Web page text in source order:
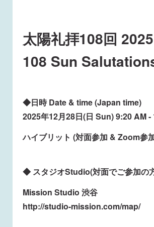
太陽礼拝108回 2025
108 Sun
◆日時 Date & time (Japan time)
2025年12月28日(日 Sun) 9:20 AM -
ハイブリット (対面参加 & Zoom参
◆ スタジオStudio(対面でご参加の
Mission Studio 渋谷
http://studio-mission.com/map/